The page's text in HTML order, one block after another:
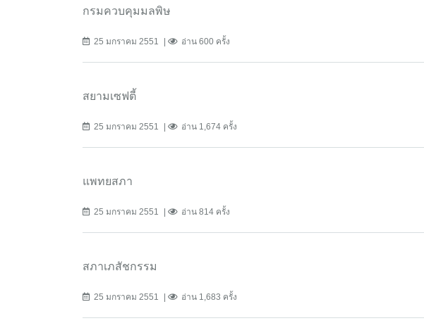
กรมควบคุมมลพิษ
25 มกราคม 2551 อ่าน 600 ครั้ง
สยามเซฟตี้
25 มกราคม 2551 อ่าน 1,674 ครั้ง
แพทยสภา
25 มกราคม 2551 อ่าน 814 ครั้ง
สภาเภสัชกรรม
25 มกราคม 2551 อ่าน 1,683 ครั้ง